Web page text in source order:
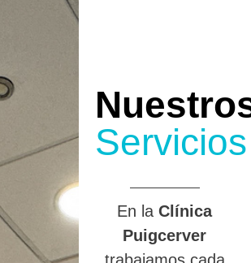
Servicios
En laClínica
Puigcerver